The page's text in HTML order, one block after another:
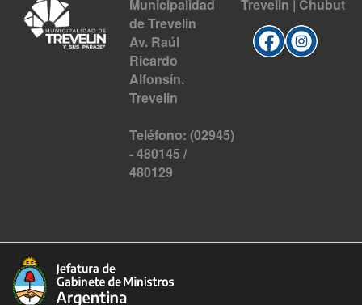
Municipalidad
de Trevelin
Av. Raúl
Ricardo
Alfonsín.
Trevelin
Teléfono: (02945)
- 480145 /
480129
Trevelin | Chubut